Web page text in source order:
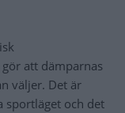
att dämparnas
väljer. Det är
sportläget och det